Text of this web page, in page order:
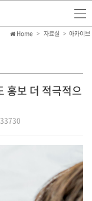
Home 자료실 아카이브
홍보 더 적극적으
33730